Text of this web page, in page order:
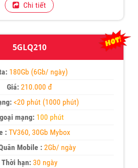
Chi tiết
5GLQ210
180Gb (6Gb/ ngày)
Giá:210.000 đ
<20 phút (1000 phút)
mạng: 100 phút
: TV360, 30Gb Mybox
Mobile : 2Gb/ ngày
Thời hạn:30 ngày